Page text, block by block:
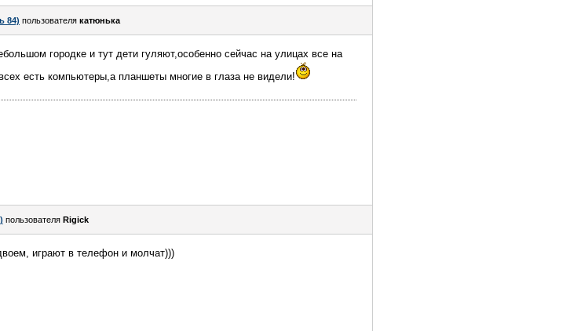
84) пользователя катюнька
городке и тут дети гуляют,особенно сейчас на улицах все на
есть компьютеры,а планшеты многие в глаза не видели!
пользователя Rigick
играют в телефон и молчат)))